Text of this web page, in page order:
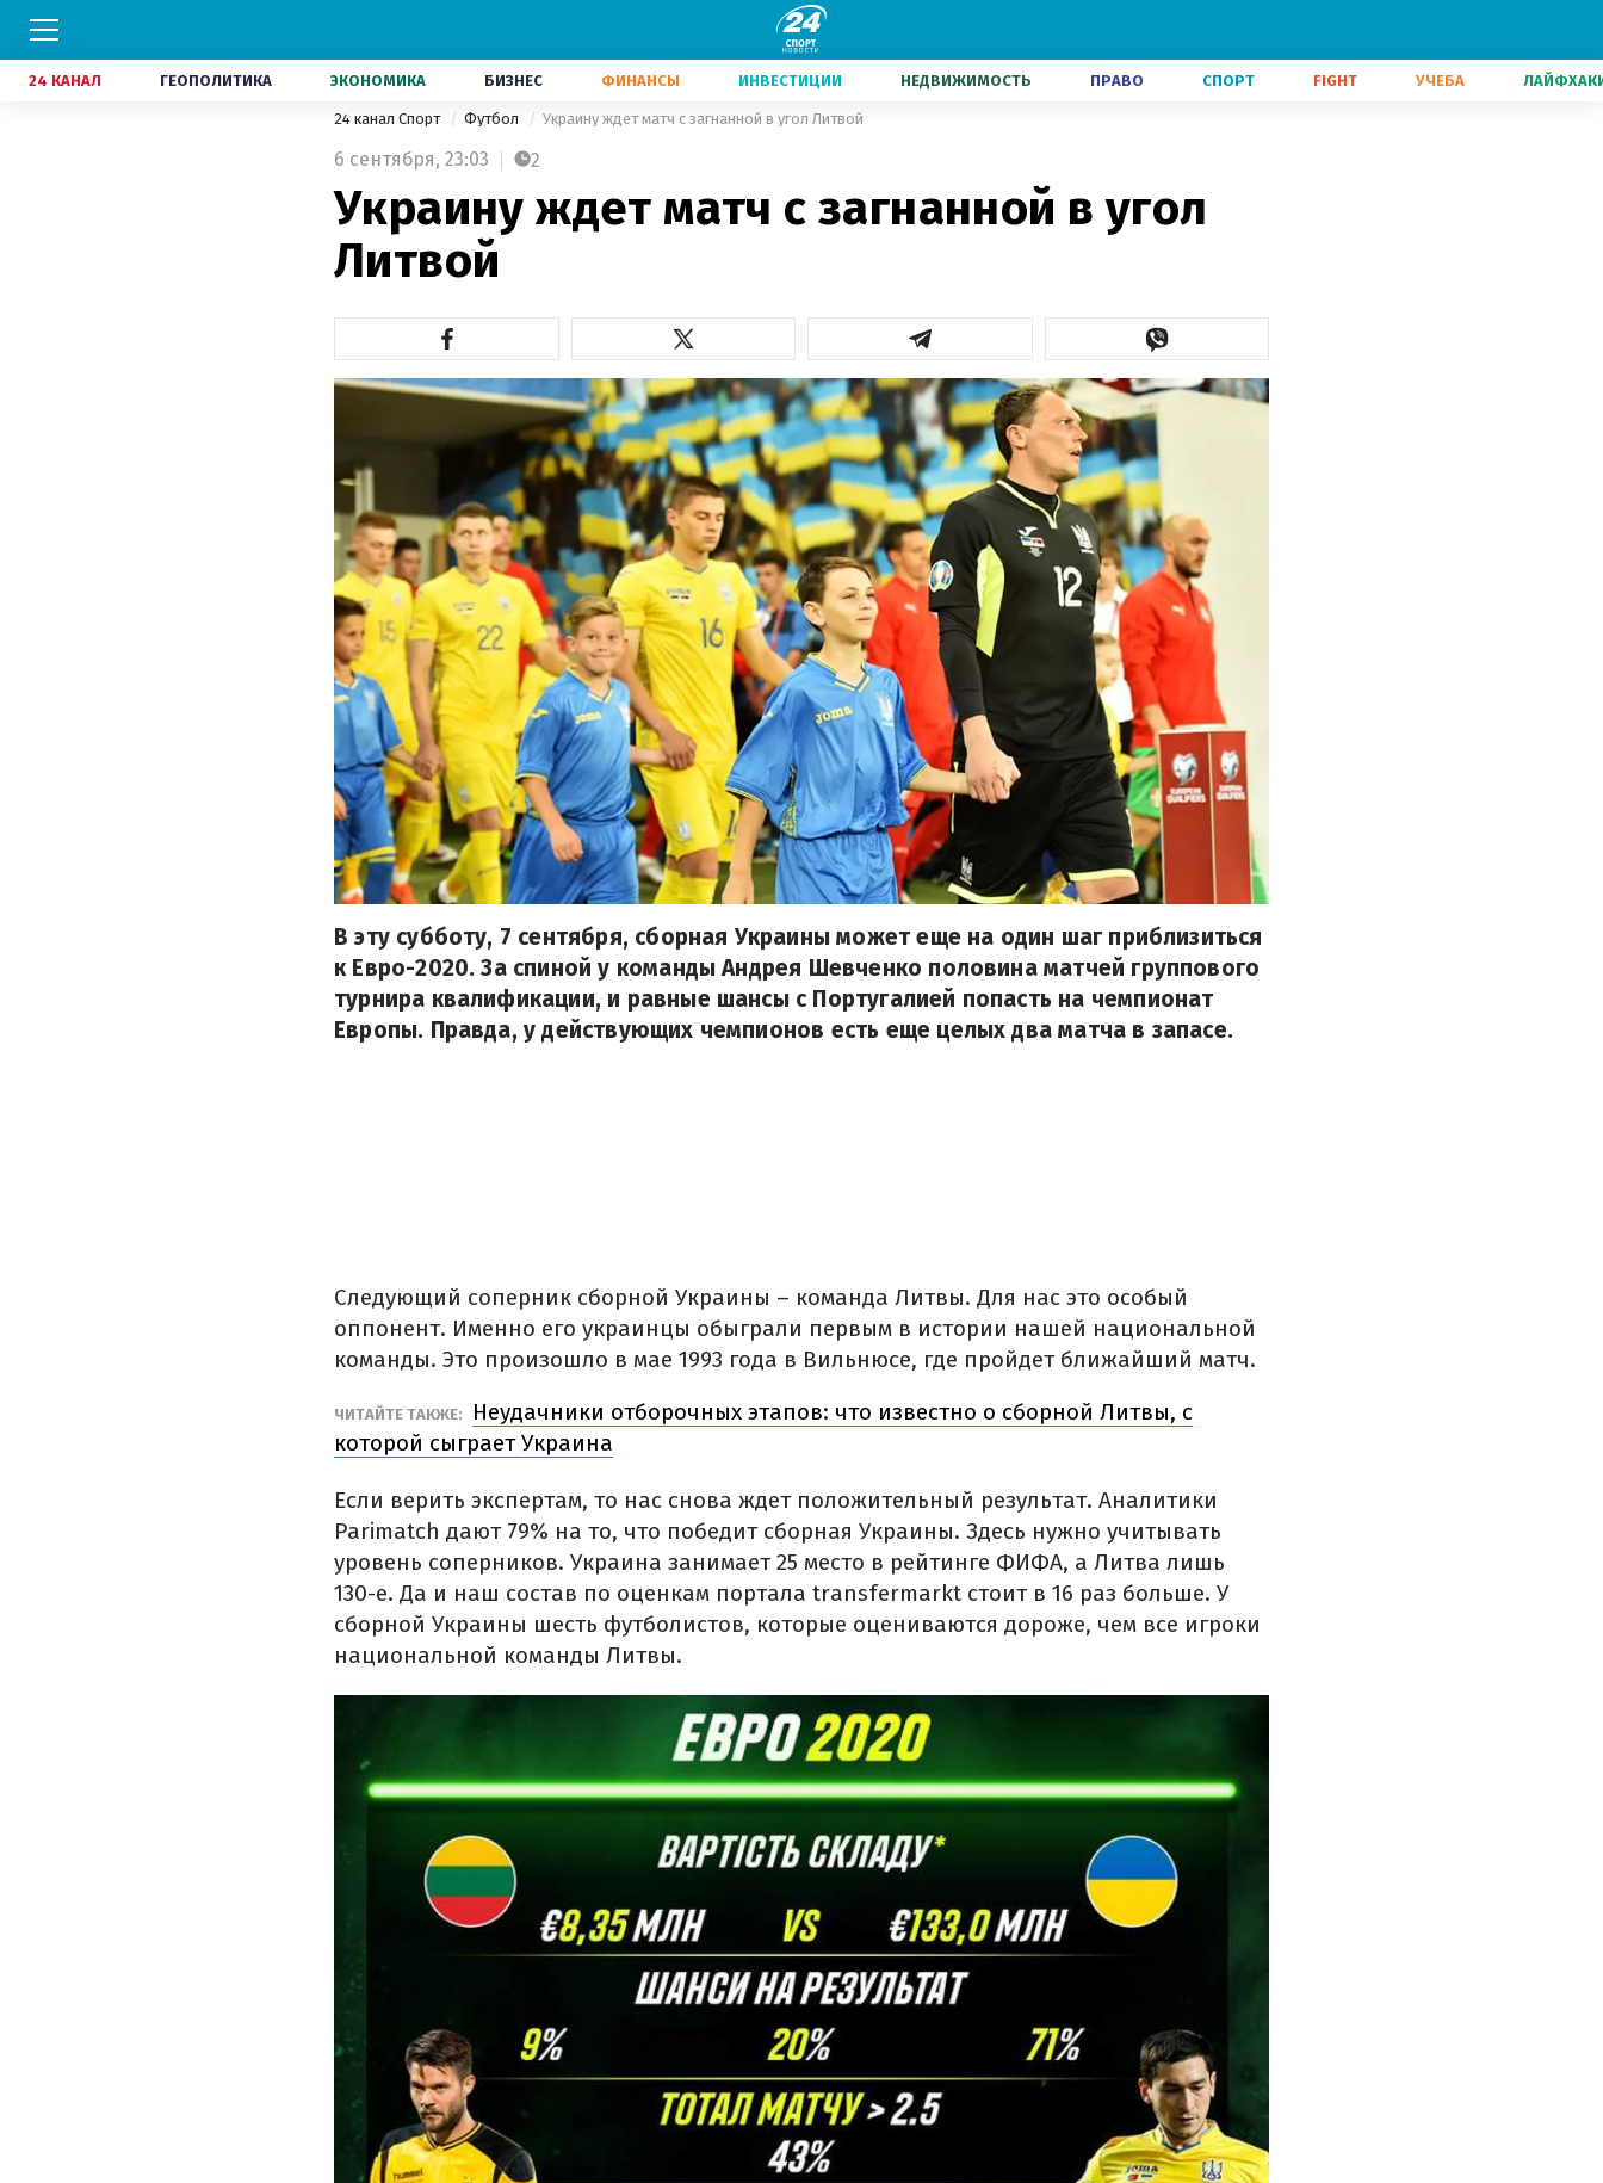
24 КАНАЛ ГЕОПОЛИТИКА ЭКОНОМИКА БИЗНЕС ФИНАНСЫ ИНВЕСТИЦИИ НЕДВИЖИМОСТЬ ПРАВО СПОРТ FIGHT УЧЕБА
24 канал Спорт Футбол Украину ждет матч с загнанной в угол Литвой
6 сентября, 23:03 2
Украину ждет матч с загнанной в угол
Литвой
В эту субботу, 7 сентября, сборная Украины может еще на один шаг приблизиться
к Евро-2020. За спиной у команды Андрея Шевченко половина матчей группового
турнира квалификации, и равные шансы с Португалией попасть на чемпионат
Европы. Правда, у действующих чемпионов есть еще целых два матча в запасе.
Следующий соперник сборной Украины – команда Литвы. Для нас это особый
оппонент. Именно его украинцы обыграли первым в истории нашей национальной
команды. Это произошло в мае 1993 года в Вильнюсе, где пройдет ближайший матч.
ЧИТАЙТЕ ТАКЖЕ:
Неудачники отборочных этапов: что известно о сборной Литвы, с
которой сыграет Украина
Если верить экспертам, то нас снова ждет положительный результат. Аналитики
Parimatch дают 79% на то, что победит сборная Украины. Здесь нужно учитывать
уровень соперников. Украина занимает 25 место в рейтинге ФИФА, а Литва лишь
130-е. Да и наш состав по оценкам портала transfermarkt стоит в 16 раз больше. У
сборной Украины шесть футболистов, которые оцениваются дороже, чем все игроки
национальной команды Литвы.